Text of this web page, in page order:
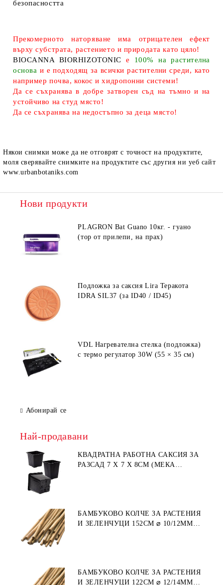
безопасността
Прекомерното наторяване има отрицателен ефект
върху субстрата, растението и природата като цяло!
BIOCANNA BIORHIZOTONIC е 100% на растителна
основа и е подходящ за всички растителни среди, като
например почва, кокос и хидропонни системи!
Да се съхранява в добре затворен съд на тъмно и на
устойчиво на студ място!
Да се съхранява на недостъпно за деца място!
Някои снимки може да не отговрят с точност на продуктите,
моля сверявайте снимките на продуктите със другия ни уеб сайт
www.urbanbotaniks.com
Нови продукти
PLAGRON Bat Guano 10кг. - гуано
(тор от прилепи, на прах)
Подложка за саксия Lira Теракота
IDRA SIL37 (за ID40 / ID45)
VDL Нагревателна стелка (подложка)
с термо регулатор 30W (55 × 35 см)
Абонирай се
Най-продавани
КВАДРАТНА РАБОТНА САКСИЯ ЗА
РАЗСАД 7 X 7 X 8СМ (МЕКА
БАМБУКОВО КОЛЧЕ ЗА РАСТЕНИЯ
И ЗЕЛЕНЧУЦИ 152СМ ⌀ 10/12ММ
БАМБУКОВО КОЛЧЕ ЗА РАСТЕНИЯ
И ЗЕЛЕНЧУЦИ 122СМ ⌀ 12/14ММ